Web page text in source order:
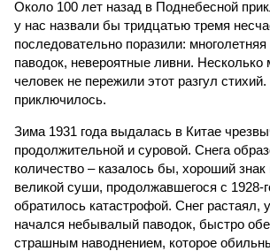
Около 100 лет назад в Поднебесной
у нас назвали бы тридцатью тремя
последовательно поразили:
паводок, невероятные ливни. Несколько
человек не пережили этот разгул стихий.
приключилось.
Зима 1931 года выдалась в Китае
продолжительной и суровой. Снега
количество – казалось бы, хороший
великой суши, продолжавшегося с 1928-
обратилось катастрофой. Снег растаял,
начался небывалый паводок, быстро
страшным наводнением, которое